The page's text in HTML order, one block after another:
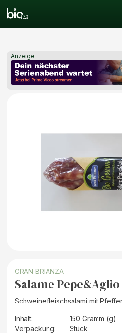
Anzeige
GRAN BRIANZA
Salame Pepe&Aglio
Schweinefleischsalami mit
Inhalt:
150 Gramm (g)
Verpackung:
Stück